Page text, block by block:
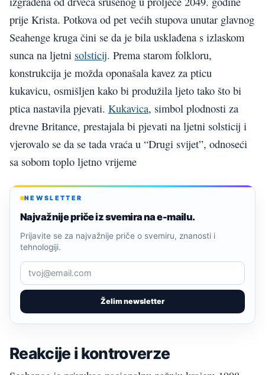
prije Krista. Potkova od pet većih stupova unutar glavnog
Seahenge kruga čini se da je bila usklađena s izlaskom
sunca na ljetni solsticij. Prema starom folkloru,
konstrukcija je možda oponašala kavez za pticu
kukavicu, osmišljen kako bi produžila ljeto tako što bi
ptica nastavila pjevati. Kukavica, simbol plodnosti za
drevne Britance, prestajala bi pjevati na ljetni solsticij i
vjerovalo se da se tada vraća u “Drugi svijet”, odnoseći
sa sobom toplo ljetno vrijeme
NEWSLETTER
Najvažnije priče iz svemira na e-mailu.
Želim newsletter
Prijavite se za najvažnije priče o svemiru, znanosti i
tehnologiji.
Reakcije i kontroverze